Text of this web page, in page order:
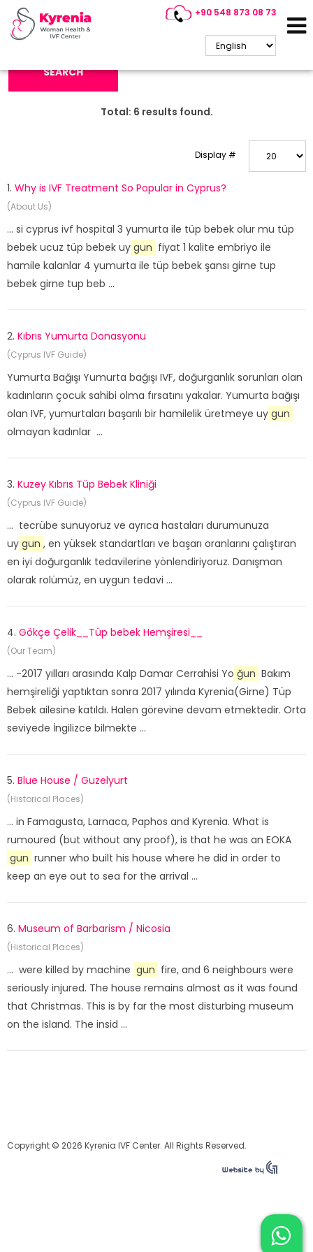
+90 548 873 08 73
Search Keyword:
SEARCH
Total: 6 results found.
Display #
1. Why is IVF Treatment So Popular in Cyprus?
(About Us)
... si cyprus ivf hospital 3 yumurta ile tüp bebek olur mu tüp
bebek ucuz tüp bebek uy gun fiyat 1 kalite embriyo ile
hamile kalanlar 4 yumurta ile tüp bebek şansı girne tup
bebek girne tup beb ...
2. Kıbrıs Yumurta Donasyonu
(Cyprus IVF Guide)
Yumurta Bağışı Yumurta bağışı IVF, doğurganlık sorunları olan
kadınların çocuk sahibi olma fırsatını yakalar. Yumurta bağışı
olan IVF, yumurtaları başarılı bir hamilelik üretmeye uy gun
olmayan kadınlar ...
3. Kuzey Kıbrıs Tüp Bebek Kliniği
(Cyprus IVF Guide)
... tecrübe sunuyoruz ve ayrıca hastaları durumunuza
uy gun , en yüksek standartları ve başarı oranlarını çalıştıran
en iyi doğurganlık tedavilerine yönlendiriyoruz. Danışman
olarak rolümüz, en uygun tedavi ...
4. Gökçe Çelik__Tüp bebek Hemşiresi__
(Our Team)
... -2017 yılları arasında Kalp Damar Cerrahisi Yo ğun Bakım
hemşireliği yaptıktan sonra 2017 yılında Kyrenia(Girne) Tüp
Bebek ailesine katıldı. Halen görevine devam etmektedir. Orta
seviyede İngilizce bilmekte ...
5. Blue House / Guzelyurt
(Historical Places)
... in Famagusta, Larnaca, Paphos and Kyrenia. What is
rumoured (but without any proof), is that he was an EOKA
gun runner who built his house where he did in order to
keep an eye out to sea for the arrival ...
6. Museum of Barbarism / Nicosia
(Historical Places)
... were killed by machine gun fire, and 6 neighbours were
seriously injured. The house remains almost as it was found
that Christmas. This is by far the most disturbing museum
on the island. The insid ...
Copyright © 2026 Kyrenia IVF Center. All Rights Reserved.